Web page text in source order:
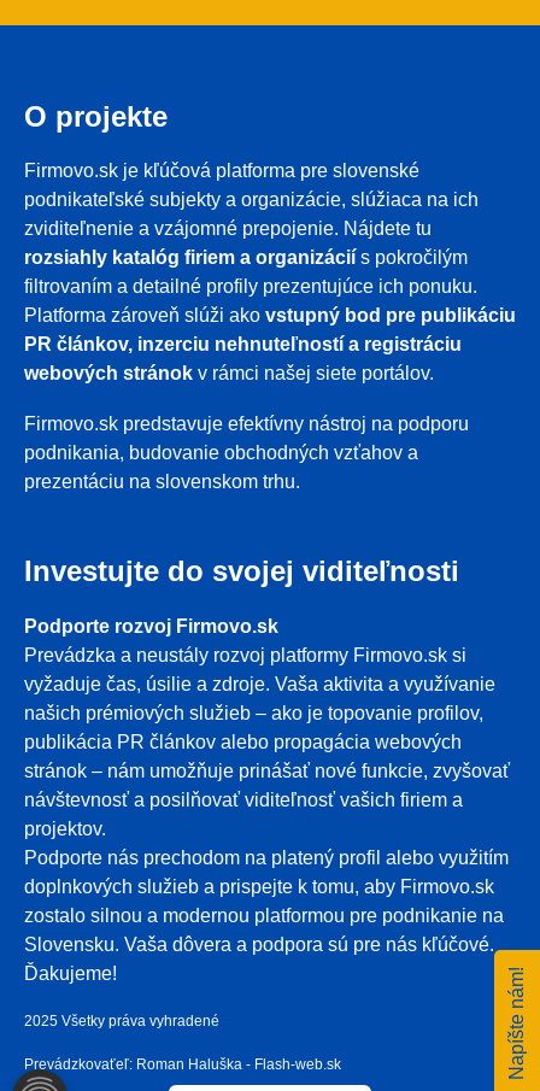
O projekte
Firmovo.sk je kľúčová platforma pre slovenské
podnikateľské subjekty a organizácie, slúžiaca na ich
zviditeľnenie a vzájomné prepojenie. Nájdete tu
rozsiahly katalóg firiem a organizácií s pokročilým
filtrovaním a detailné profily prezentujúce ich ponuku.
Platforma zároveň slúži ako vstupný bod pre publikáciu
PR článkov, inzerciu nehnuteľností a registráciu
webových stránok v rámci našej siete portálov.
Firmovo.sk predstavuje efektívny nástroj na podporu
podnikania, budovanie obchodných vzťahov a
prezentáciu na slovenskom trhu.
Investujte do svojej viditeľnosti
Podporte rozvoj Firmovo.sk
Prevádzka a neustály rozvoj platformy Firmovo.sk si
vyžaduje čas, úsilie a zdroje. Vaša aktivita a využívanie
našich prémiových služieb – ako je topovanie profilov,
publikácia PR článkov alebo propagácia webových
stránok – nám umožňuje prinášať nové funkcie, zvyšovať
návštevnosť a posilňovať viditeľnosť vašich firiem a
projektov.
Podporte nás prechodom na platený profil alebo využitím
doplnkových služieb a prispejte k tomu, aby Firmovo.sk
zostalo silnou a modernou platformou pre podnikanie na
Slovensku. Vaša dôvera a podpora sú pre nás kľúčové.
Ďakujeme!
2025 Všetky práva vyhradené
Prevádzkovaťeľ: Roman Haluška - Flash-web.sk Napíšte nám!